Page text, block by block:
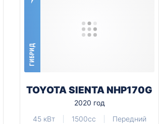
ГИБРИД
TOYOTA SIENTA NHP170G
2020 год
45 кВт
1500cc Передний